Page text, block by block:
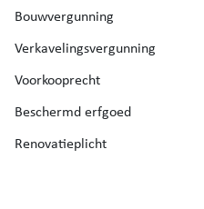
Bouwvergunning
Verkavelingsvergunning
Voorkooprecht
Beschermd erfgoed
Renovatieplicht